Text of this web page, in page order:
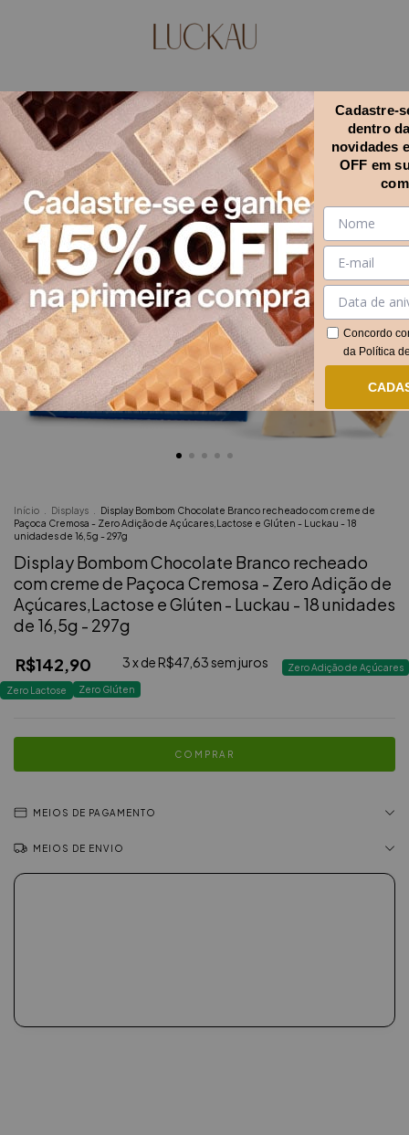
Início Displays
Display Bombom Chocolate Branco recheado com creme de
Paçoca Cremosa - Zero Adição de Açúcares,Lactose e Glúten - Luckau - 18
unidades de 16,5g - 297g
Display Bombom Chocolate Branco recheado
com creme de Paçoca Cremosa - Zero Adição de
Açúcares,Lactose e Glúten - Luckau - 18 unidades
de 16,5g - 297g
R$142,90
3x de R$47,63sem juros Zero Adição de Açúcares
Zero Lactose Zero Glúten
MEIOS DE PAGAMENTO
MEIOS DE ENVIO
Cadastre-
dentro
novidades
OFF em
Concordo
da Política